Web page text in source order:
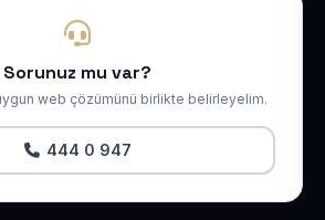
Sorunuz mu var?
web çözümünü birlikte belirleyelim.
444 0 947